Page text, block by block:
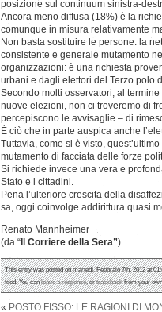
posizione sul continuum sinistra-
Ancora meno diffusa (18%) è la
comunque in misura relativamente
Non basta sostituire le persone: la
consistente e generale mutamento
organizzazioni: è una richiesta
urbani e dagli elettori del Terzo polo
Secondo molti osservatori, al
nuove elezioni, non ci troveremo di
percepiscono le avvisaglie – di
È ciò che in parte auspica anche
Tuttavia, come si è visto,
mutamento di facciata delle forze
Si richiede invece una vera e
Stato e i cittadini.
Pena l’ulteriore crescita della
sa, oggi coinvolge addirittura quasi
Renato Mannheimer
(da “ Il Corriere della Sera”)
This entry was posted on martedì, Febbraio 7th, 2012 at
feed. You canleave a response, ortrackbackfrom your
« POSTO FISSO: LE RAGIONI DI